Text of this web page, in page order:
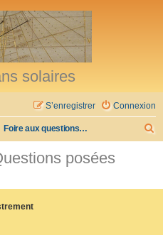
solaires
Connexion
S’enregistrer
Foire aux questions (Questions posées fréquemment)
posées